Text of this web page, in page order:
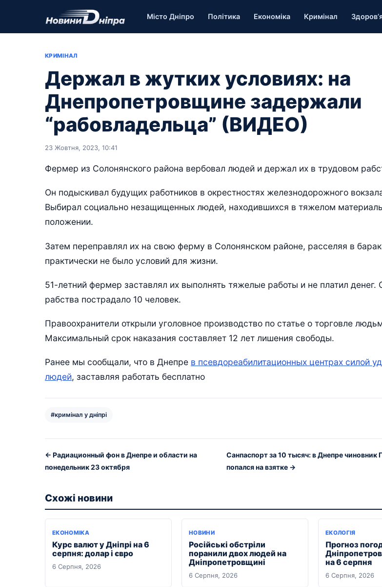
Місто Дніпро Політика Економіка Кримінал
КРИМІНАЛ
Держал в жутких условиях: на
Днепропетровщине задержали
“рабовладельца” (ВИДЕО)
23 Жовтня, 2023, 10:41
Фермер из Солонянского района вербовал людей и держал их в трудовом
Он подыскивал будущих работников в окрестностях железнодорожного
Выбирал социально незащищенных людей, находившихся в тяжелом
положении.
Затем переправлял их на свою ферму в Солонянском районе, расселяя в
практически не было условий для жизни.
51-летний фермер заставлял их выполнять тяжелые работы и не платил денег.
рабства пострадало 10 человек.
Правоохранители открыли уголовное производство по статье о торговле
Максимальный срок наказания составляет 12 лет лишения свободы.
Ранее мы сообщали, что в Днепре в псевдореабилитационных центрах силой
людей, заставляя работать бесплатно
#кримінал у дніпрі
← Радиационный фон в Днепре и области на
понедельник 23 октября
Санпаспорт за 10 тысяч: в Днепре
попался на взятке →
Схожі новини
ЕКОНОМІКА
Курс валют у Дніпрі на 6
серпня: долар і євро
6 Серпня, 2026
НОВИНИ
Російські обстріли
поранили двох людей на
Дніпропетровщині
6 Серпня, 2026
ЕКОЛОГІЯ
Прогноз
на 6 серпня
6 Серпня, 2026